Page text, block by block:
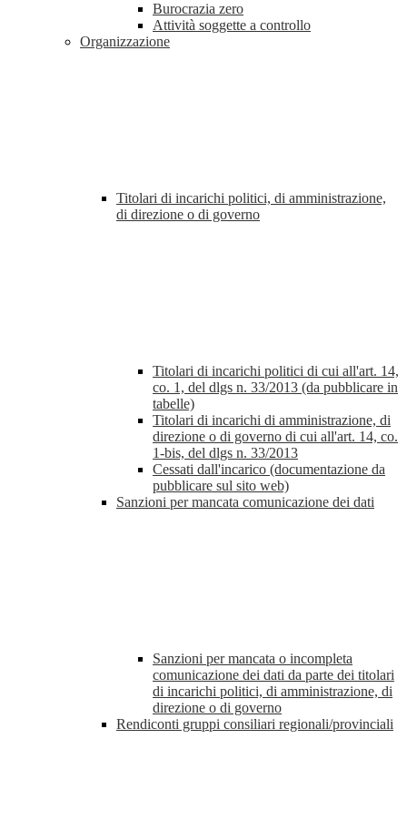
Burocrazia zero
Attività soggette a controllo
Organizzazione
Titolari di incarichi politici, di amministrazione,
di direzione o di governo
Titolari di incarichi politici di cui all'art. 14,
co. 1, del dlgs n. 33/2013 (da pubblicare in
tabelle)
Titolari di incarichi di amministrazione, di
direzione o di governo di cui all'art. 14, co.
1-bis, del dlgs n. 33/2013
Cessati dall'incarico (documentazione da
pubblicare sul sito web)
Sanzioni per mancata comunicazione dei dati
Sanzioni per mancata o incompleta
comunicazione dei dati da parte dei titolari
di incarichi politici, di amministrazione, di
direzione o di governo
Rendiconti gruppi consiliari regionali/provinciali